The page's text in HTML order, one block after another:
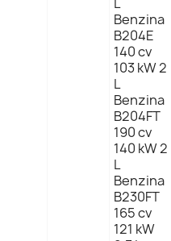
Benzina
B204E
140 cv
103 kW 2
L
Benzina
B204FT
190 cv
140 kW 2
L
Benzina
B230FT
165 cv
121 kW